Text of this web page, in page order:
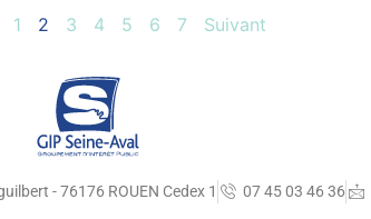
1 2 3 4 5 6 7 Suivant
- 76176 ROUEN Cedex 1 07 45 03 46 36